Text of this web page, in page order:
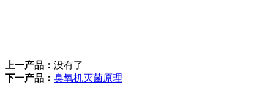
上一产品： 没有了
下一产品： 臭氧机灭菌原理